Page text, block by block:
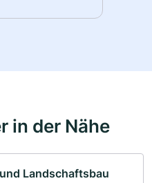
in der Nähe
Landschaftsbau